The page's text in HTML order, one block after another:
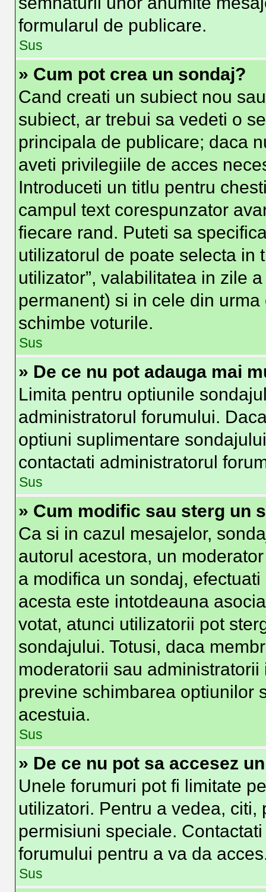
formularul de publicare.
Sus
» Cum pot crea un sondaj?
Cand creati un subiect nou
subiect, ar trebui sa vedeti o
principala de publicare; daca
aveti privilegiile de acces
Introduceti un titlu pentru
campul text corespunzator
fiecare rand. Puteti sa
utilizatorul de poate selecta in
utilizator”, valabilitatea in zile
permanent) si in cele din
schimbe voturile.
Sus
» De ce nu pot adauga mai
Limita pentru optiunile
administratorul forumului.
optiuni suplimentare
contactati administratorul
Sus
» Cum modific sau sterg un
Ca si in cazul mesajelor,
autorul acestora, un
a modifica un sondaj,
acesta este intotdeauna
votat, atunci utilizatorii pot
sondajului. Totusi, daca
moderatorii sau
previne schimbarea optiunilor
acestuia.
Sus
» De ce nu pot sa accesez
Unele forumuri pot fi limitate
utilizatori. Pentru a vedea,
permisiuni speciale.
forumului pentru a va da
Sus